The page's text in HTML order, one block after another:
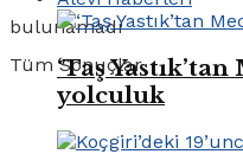
bulunamadı
Tüm Sonuçlar
‘Taş
yolculuk